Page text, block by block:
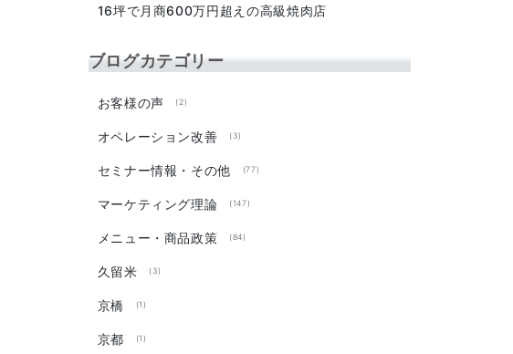
16坪で月商600万円超えの高級焼肉店
ブログカテゴリー
お客様の声 (2)
オペレーション改善 (3)
セミナー情報・その他 (77)
マーケティング理論 (147)
メニュー・商品政策 (84)
久留米 (3)
京橋 (1)
京都 (1)